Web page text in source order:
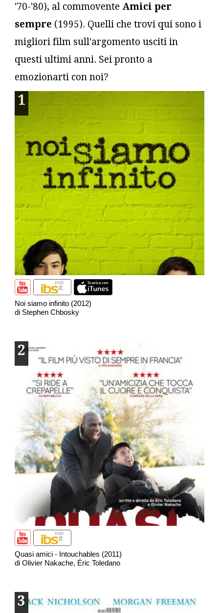
'70-'80), al commovente Amici per
sempre (1995). Quelli che trovi qui sono i
migliori film sull'argomento usciti in
questi ultimi anni. Sei pronto a
emozionarti con noi?
1
Noi siamo infinito (2012)
di Stephen Chbosky
2
Quasi amici - Intouchables (2011)
di Olivier Nakache, Éric Toledano
3